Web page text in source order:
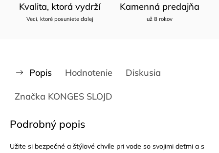
Kvalita, ktorá vydrží
Veci, ktoré posuniete ďalej
Kamenná predajňa
už 8 rokov
Popis Hodnotenie Diskusia
Značka KONGES SLOJD
Podrobný popis
Užite si bezpečné a štýlové chvíle pri vode so svojimi deťmi a s